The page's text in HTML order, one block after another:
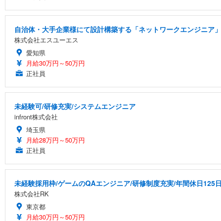
自治体・大手企業様にて設計構築する「ネットワークエンジニア」
株式会社エスユーエス
愛知県
月給30万円～50万円
正社員
未経験可/研修充実/システムエンジニア
infront株式会社
埼玉県
月給28万円～50万円
正社員
未経験採用枠/ゲームのQAエンジニア/研修制度充実/年間休日125
株式会社RK
東京都
月給30万円～50万円